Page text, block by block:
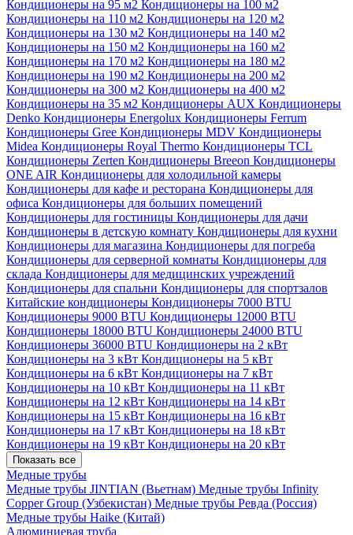
Кондиционеры на 95 м2 Кондиционеры на 100 м2
Кондиционеры на 110 м2 Кондиционеры на 120 м2
Кондиционеры на 130 м2 Кондиционеры на 140 м2
Кондиционеры на 150 м2 Кондиционеры на 160 м2
Кондиционеры на 170 м2 Кондиционеры на 180 м2
Кондиционеры на 190 м2 Кондиционеры на 200 м2
Кондиционеры на 300 м2 Кондиционеры на 400 м2
Кондиционеры на 35 м2 Кондиционеры AUX Кондиционеры
Denko Кондиционеры Energolux Кондиционеры Ferrum
Кондиционеры Gree Кондиционеры MDV Кондиционеры
Midea Кондиционеры Royal Thermo Кондиционеры TCL
Кондиционеры Zerten Кондиционеры Breeon Кондиционеры
ONE AIR Кондиционеры для холодильной камеры
Кондиционеры для кафе и ресторана Кондиционеры для
офиса Кондиционеры для больших помещений
Кондиционеры для гостиницы Кондиционеры для дачи
Кондиционеры в детскую комнату Кондиционеры для кухни
Кондиционеры для магазина Кондиционеры для погреба
Кондиционеры для серверной комнаты Кондиционеры для
склада Кондиционеры для медицинских учреждений
Кондиционеры для спальни Кондиционеры для спортзалов
Китайские кондиционеры Кондиционеры 7000 BTU
Кондиционеры 9000 BTU Кондиционеры 12000 BTU
Кондиционеры 18000 BTU Кондиционеры 24000 BTU
Кондиционеры 36000 BTU Кондиционеры на 2 кВт
Кондиционеры на 3 кВт Кондиционеры на 5 кВт
Кондиционеры на 6 кВт Кондиционеры на 7 кВт
Кондиционеры на 10 кВт Кондиционеры на 11 кВт
Кондиционеры на 12 кВт Кондиционеры на 14 кВт
Кондиционеры на 15 кВт Кондиционеры на 16 кВт
Кондиционеры на 17 кВт Кондиционеры на 18 кВт
Кондиционеры на 19 кВт Кондиционеры на 20 кВт
Показать все
Медные трубы
Медные трубы JINTIAN (Вьетнам) Медные трубы Infinity
Copper Group (Узбекистан) Медные трубы Ревда (Россия)
Медные трубы Haike (Китай)
Алюминиевая труба